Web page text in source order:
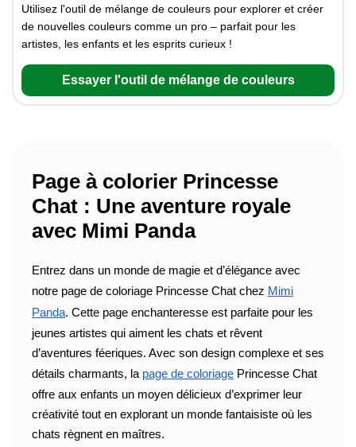
Utilisez l'outil de mélange de couleurs pour explorer et créer
de nouvelles couleurs comme un pro – parfait pour les
artistes, les enfants et les esprits curieux !
Essayer l'outil de mélange de couleurs
Page à colorier Princesse
Chat : Une aventure royale
avec Mimi Panda
Entrez dans un monde de magie et d’élégance avec
notre page de coloriage Princesse Chat chez Mimi
Panda. Cette page enchanteresse est parfaite pour les
jeunes artistes qui aiment les chats et rêvent
d’aventures féeriques. Avec son design complexe et ses
détails charmants, la page de coloriage Princesse Chat
offre aux enfants un moyen délicieux d’exprimer leur
créativité tout en explorant un monde fantaisiste où les
chats règnent en maîtres.